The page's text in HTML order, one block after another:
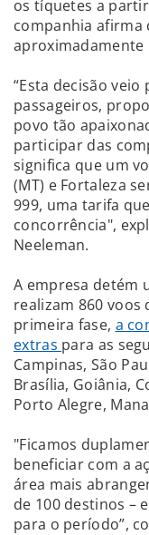
os tíquetes a
companhia afirma
aproximadamente
“Esta decisão
passageiros,
povo tão
participar das
significa que um
(MT) e Fortaleza
999, uma tarifa
concorrência",
Neeleman.
A empresa detém
realizam 860 voos
primeira fase, a
extras para as
Campinas, São
Brasília, Goiânia,
Porto Alegre,
"Ficamos
beneficiar com a
área mais
de 100 destinos –
para o período”,